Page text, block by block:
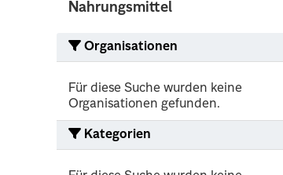
Nahrungsmittel
Organisationen
Für diese Suche wurden keine
Organisationen gefunden.
Kategorien